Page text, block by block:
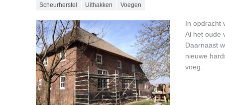
Scheurherstel
Uithakken Voegen
In opdracht
Al het oude
Daarnaast
nieuwe
voeg.